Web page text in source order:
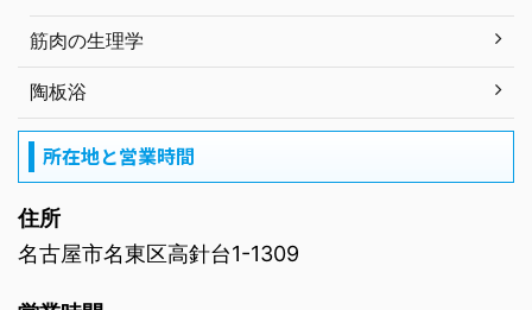
筋肉の生理学
陶板浴
所在地と営業時間
住所
名古屋市名東区高針台1-1309